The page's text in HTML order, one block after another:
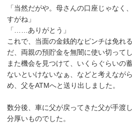
「当然だがや。母さんの口座じゃなく
すがね」
「……ありがとう」
これで、当面の金銭的なピンチは免れ
だ、両親の預貯金を無闇に使い切って
また機会を見つけて、いくらぐらいの
ないといけないなぁ、などと考えなが
め、父をATMへと送り出しました。
数分後、車に父が戻ってきた父が手渡
分厚いものでした。